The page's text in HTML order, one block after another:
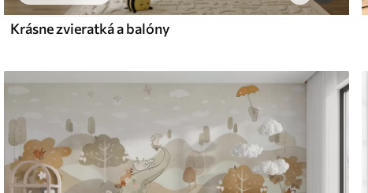
and Stick
Krásne zvieratká a balóny